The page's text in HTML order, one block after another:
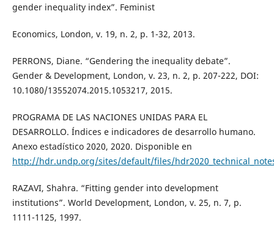
gender inequality index”. Feminist
Economics, London, v. 19, n. 2, p. 1-32, 2013.
PERRONS, Diane. “Gendering the inequality debate”.
Gender & Development, London, v. 23, n. 2, p. 207-222, DOI:
10.1080/13552074.2015.1053217, 2015.
PROGRAMA DE LAS NACIONES UNIDAS PARA EL
DESARROLLO. Índices e indicadores de desarrollo humano.
Anexo estadístico 2020, 2020. Disponible en
http://hdr.undp.org/sites/default/files/
RAZAVI, Shahra. “Fitting gender into development
institutions”. World Development, London, v. 25, n. 7, p.
1111-1125, 1997.